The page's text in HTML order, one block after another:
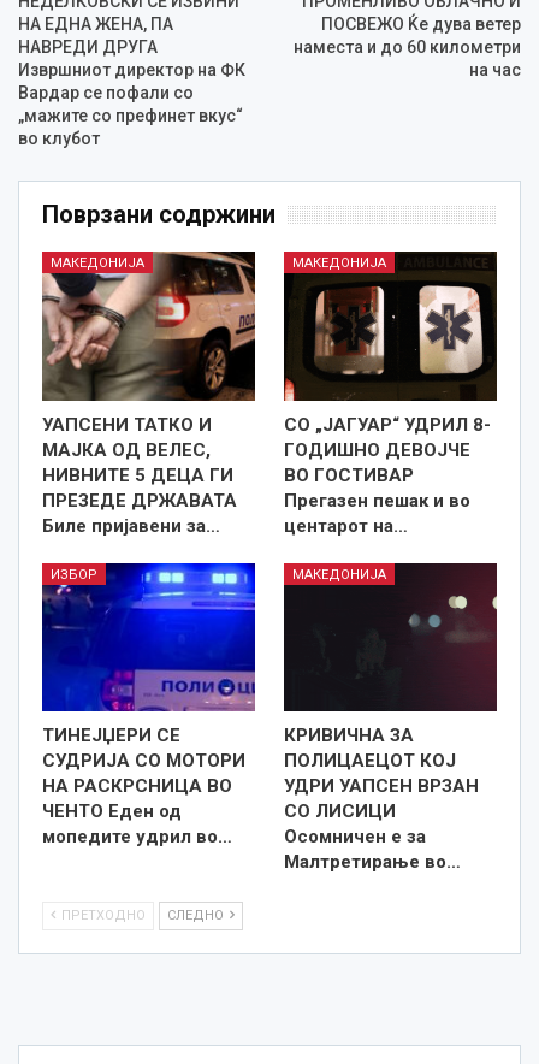
НА ЕДНА ЖЕНА, ПА
НАВРЕДИ ДРУГА
Извршниот директор на ФК
Вардар се пофали со
„мажите со префинет вкус“
во клубот
ПОСВЕЖО Ќе дува ветер
наместа и до 60 километри
на час
Поврзани содржини
МАКЕДОНИЈА
УАПСЕНИ ТАТКО И
МАЈКА ОД ВЕЛЕС,
НИВНИТЕ 5 ДЕЦА ГИ
ПРЕЗЕДЕ ДРЖАВАТА
Биле пријавени за…
МАКЕДОНИЈА
СО „ЈАГУАР“ УДРИЛ 8-
ГОДИШНО ДЕВОЈЧЕ
ВО ГОСТИВАР
Прегазен пешак и во
центарот на…
ИЗБОР
ТИНЕЈЏЕРИ СЕ
СУДРИЈА СО МОТОРИ
НА РАСКРСНИЦА ВО
ЧЕНТО Еден од
мопедите удрил во…
МАКЕДОНИЈА
КРИВИЧНА ЗА
ПОЛИЦАЕЦОТ КОЈ
УДРИ УАПСЕН ВРЗАН
СО ЛИСИЦИ
Осомничен е за
Малтретирање во…
ПРЕТХОДНО СЛЕДНО